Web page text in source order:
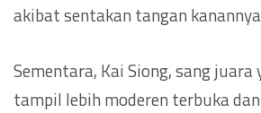
akibat sentakan tangan
Sementara, Kai Siong, sang juara
tampil lebih moderen terbuka